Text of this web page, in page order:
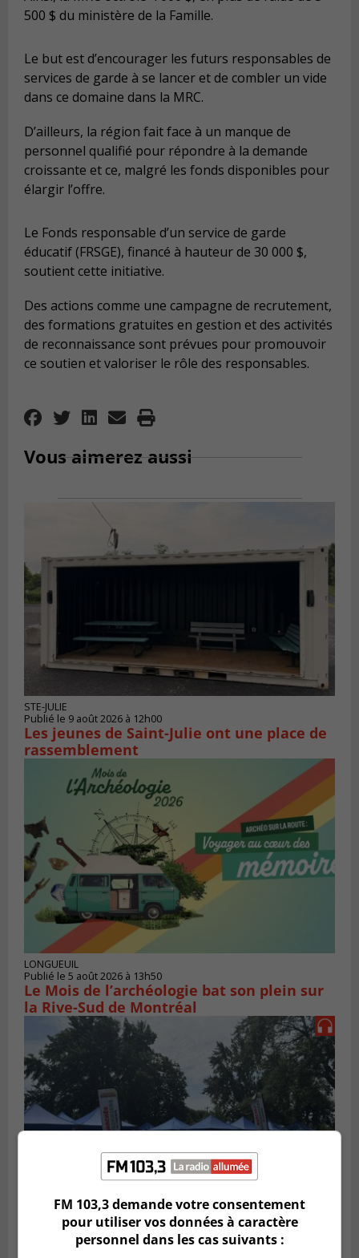
500 $ du ministère de la Famille.
Le but est d’encourager les futurs responsables de
services de garde à se lancer et de combler un vide
dans ce domaine dans la MRC.
D’ailleurs, la région fait face à un manque de
personnel qualifié pour répondre à la demande
croissante et ce, malgré les fonds disponibles pour
élargir l’offre.
Le Fonds responsable d’un service de garde
éducatif (FRSGE), financé à hauteur de 30 000 $,
soutient cette initiative.
Des actions comme une campagne de recrutement,
des formations gratuites en gestion et des activités
de reconnaissance sont prévues pour promouvoir
ce soutien et valoriser le rôle des responsables.
Vous aimerez aussi
STE-JULIE
Publié le 9 août 2026 à 12h00
Les jeunes de Saint-Julie ont une place de
rassemblement
LONGUEUIL
Publié le 5 août 2026 à 13h50
Le Mois de l’archéologie bat son plein sur
la Rive-Sud de Montréal
SAINT-HUBERT
Publié le 3 août 2026 à 12h00
L’arrivée du marché saisonnier à Saint-
FM 103,3 demande votre consentement
pour utiliser vos données à caractère
personnel dans les cas suivants :